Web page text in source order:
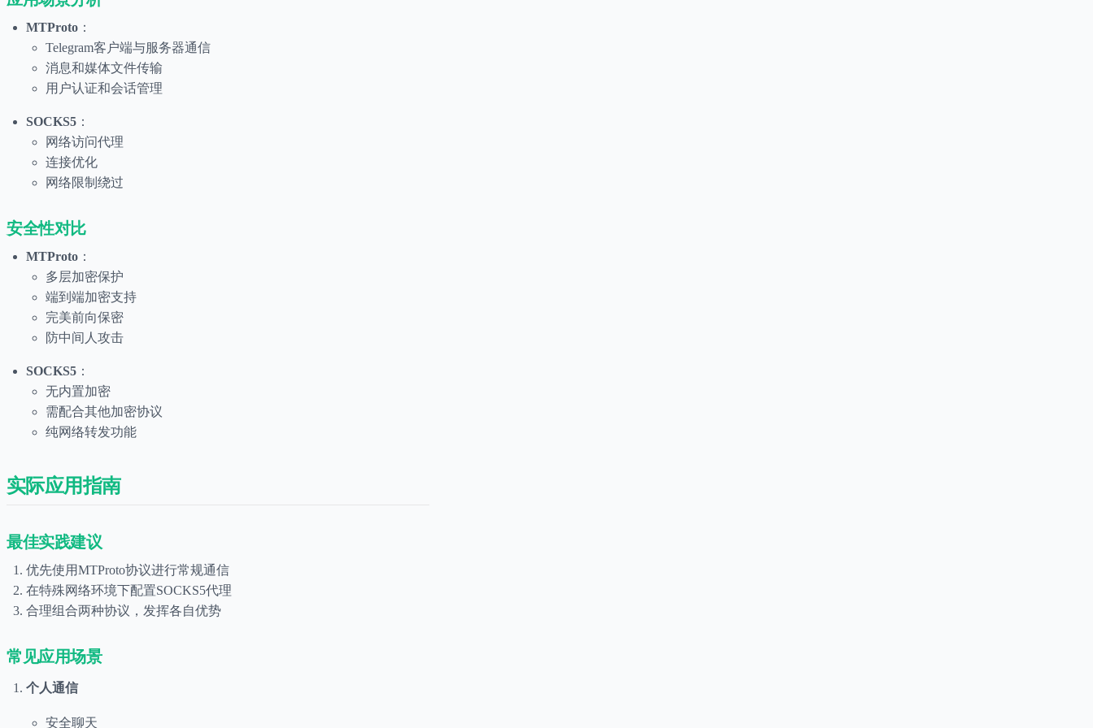
MTProto ：
Telegram客户端与服务器通信
消息和媒体文件传输
用户认证和会话管理
SOCKS5 ：
网络访问代理
连接优化
网络限制绕过
安全性对比
MTProto ：
多层加密保护
端到端加密支持
完美前向保密
防中间人攻击
SOCKS5 ：
无内置加密
需配合其他加密协议
纯网络转发功能
实际应用指南
最佳实践建议
优先使用MTProto协议进行常规通信
在特殊网络环境下配置SOCKS5代理
合理组合两种协议，发挥各自优势
常见应用场景
个人通信
安全聊天